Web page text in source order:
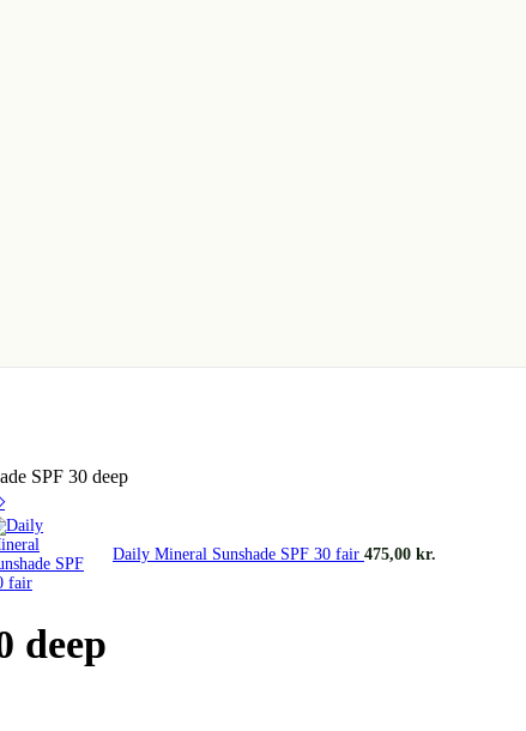
SPF 30 deep
Daily Mineral Sunshade SPF 30 fair 475,00 kr.
deep